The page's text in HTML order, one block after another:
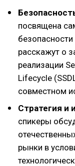
посвящена
расскажут о
реализации
Lifecycle
совместном
Стратегия и
спикеры
рынки в